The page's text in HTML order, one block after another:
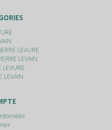
LEVURE
LEVAIN
LEVURE
LEVAIN